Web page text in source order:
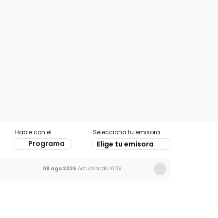
Hable con el
Programa
Selecciona tu emisora
Elige tu emisora
08 ago 2026 Actualizado 10:39